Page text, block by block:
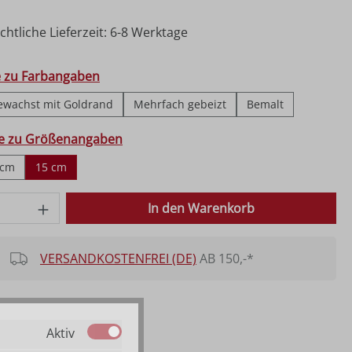
Lieferzeit: 6-8 Werktage
zu Farbangaben
mit Goldrand Mehrfach gebeizt Bemalt
zu Größenangaben
15 cm
Anzahl: Gib den gewünschten Wert
In den Warenkorb
VERSANDKOSTENFREI (DE) AB 150,-*
Aktiv